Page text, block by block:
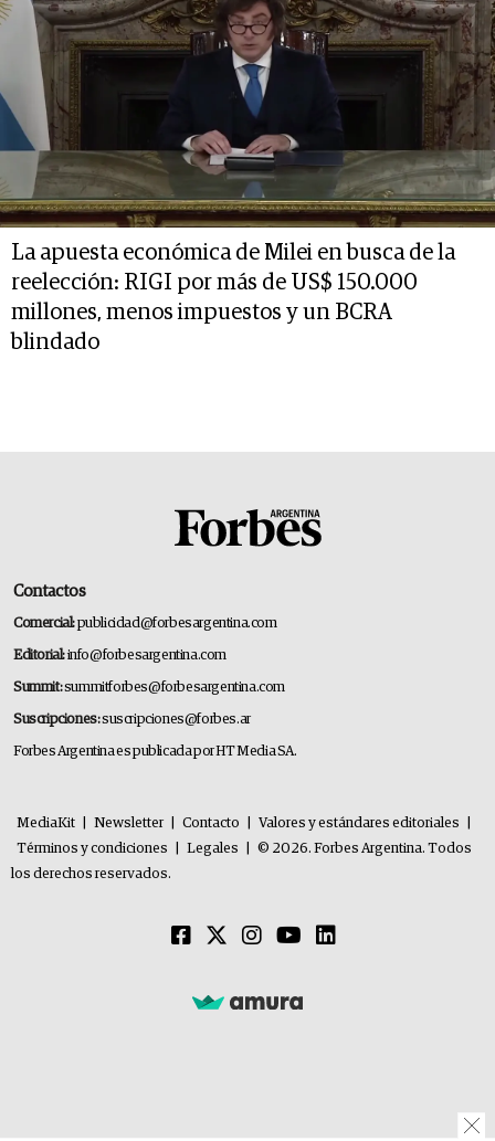
La apuesta económica de Milei en busca de la
reelección: RIGI por más de US$ 150.000
millones, menos impuestos y un BCRA
blindado
Contactos
Comercial:publicidad@forbesargentina.com
Editorial:info@forbesargentina.com
Summit:summitforbes@forbesargentina.com
Suscripciones:suscripciones@forbes.ar
Forbes Argentina es publicada por HT Media SA.
MediaKit Newsletter Contacto Valores y estándares editoriales
Términos y condiciones
Legales
© 2026. Forbes Argentina. Todos
los derechos reservados.